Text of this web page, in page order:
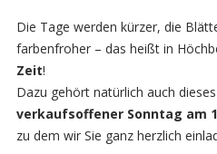
Die Tage werden kürzer, die
farbenfroher – das heißt in
Zeit!
Dazu gehört natürlich auch
verkaufsoffener Sonntag am
zu dem wir Sie ganz herzlich